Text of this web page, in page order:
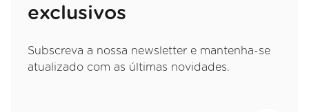
exclusivos
Subscreva a nossa newsletter e mantenha-se
atualizado com as últimas novidades.